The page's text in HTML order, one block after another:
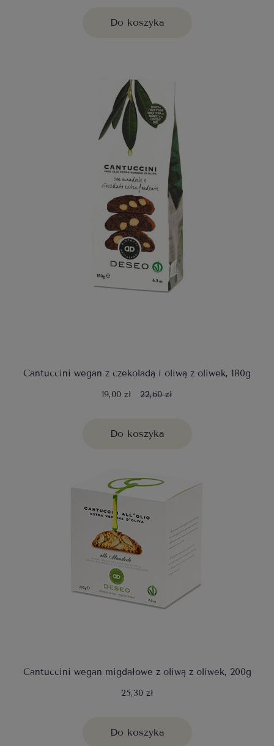
Do koszyka
Cantuccini wegan z czekoladą i oliwą z oliwek, 180g
19,00 zł 22,60 zł
Do koszyka
Cantuccini wegan migdałowe z oliwą z oliwek, 200g
25,30 zł
Do koszyka